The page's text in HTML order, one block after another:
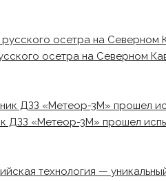
осетра на Северном
ДЗЗ «Метеор-3М» прошел